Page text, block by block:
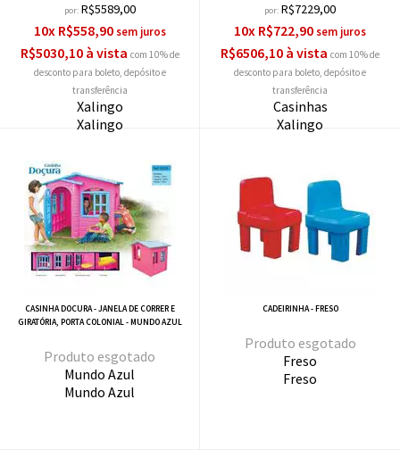
por: R$5589,00
10x R$558,90
R$5030,10 à vista com 10% de
desconto
Xalingo
Xalingo
por: R$7229,00
10x R$722,90
R$6506,10 à vista com 10% de
desconto
Casinhas
Xalingo
CASINHA DOCURA - JANELA DE CORRER E
GIRATÓRIA, PORTA COLONIAL - MUNDO AZUL
esgotado
Mundo Azul
Mundo Azul
CADEIRINHA - FRESO
esgotado
Freso
Freso